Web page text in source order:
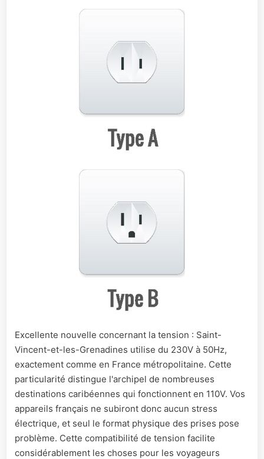
Excellente nouvelle concernant la tension : Saint-
Vincent-et-les-Grenadines utilise du 230V à 50Hz,
exactement comme en France métropolitaine. Cette
particularité distingue l'archipel de nombreuses
destinations caribéennes qui fonctionnent en 110V. Vos
appareils français ne subiront donc aucun stress
électrique, et seul le format physique des prises pose
problème. Cette compatibilité de tension facilite
considérablement les choses pour les voyageurs